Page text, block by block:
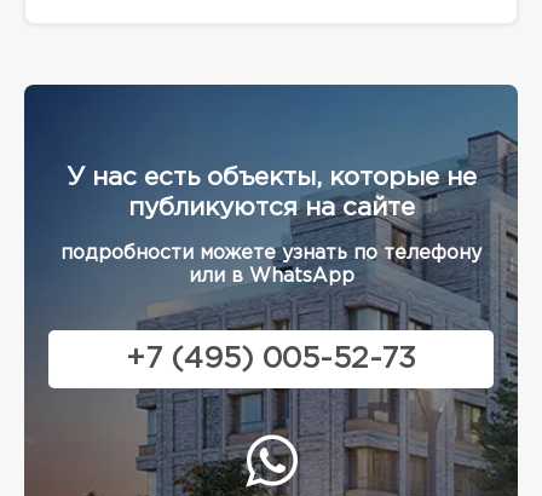
У нас есть объекты, которые не
публикуются на сайте
подробности можете узнать по телефону
или в WhatsApp
+7 (495) 005-52-73